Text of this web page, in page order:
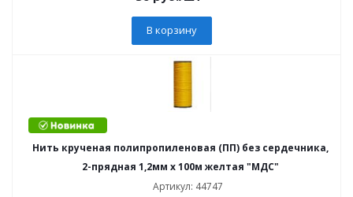
В корзину
Нить крученая полипропиленовая (ПП) без сердечника,
2-прядная 1,2мм х 100м желтая "МДС"
Артикул: 44747